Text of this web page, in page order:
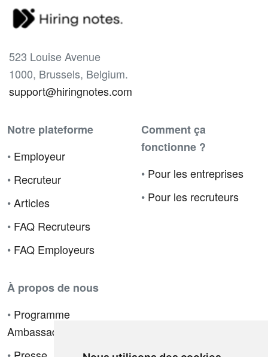
523 Louise Avenue
1000, Brussels, Belgium.
support@hiringnotes.com
Notre plateforme
• Employeur
• Recruteur
•Articles
• FAQ Recruteurs
• FAQ Employeurs
Comment ça
fonctionne ?
• Pour les entreprises
• Pour les recruteurs
À propos de nous
• Programme
Ambassadeur